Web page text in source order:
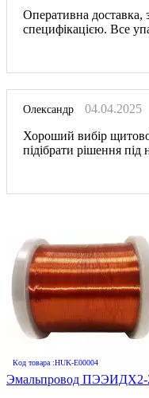
Оперативна доставка,
специфікацією. Все
Олександр
04.04.2025
Хороший вибір
підібрати рішення
Код товара :HUK-E00004
Эмальпровод ПЭЭИДХ2-